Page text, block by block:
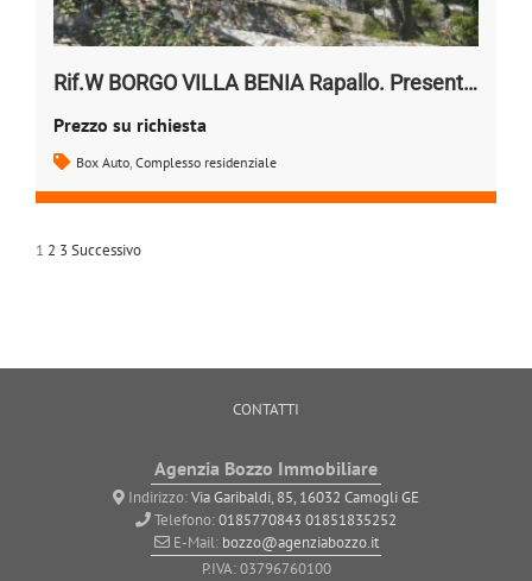
Rif.W BORGO VILLA BENIA Rapallo. Presentazione
Prezzo su richiesta
Box Auto, Complesso residenziale
1 2 3 Successivo
CONTATTI
Agenzia Bozzo Immobiliare
Indirizzo:Via Garibaldi, 85, 16032 Camogli GE
Telefono:0185770843 01851835252
E-Mail: bozzo@agenziabozzo.it
P.IVA: 03796760100